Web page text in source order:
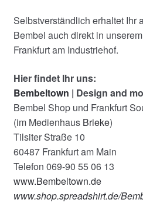
Selbstverständlich erhaltet Ihr
Bembel auch direkt in
Frankfurt am Industriehof.
Hier findet Ihr uns:
Bembeltown | Design and
Bembel Shop und Frankfurt
(im Medienhaus Brieke)
Tilsiter Straße 10
60487 Frankfurt am Main
Telefon 069-90 55 06 13
www.Bembeltown.de
www.shop.spreadshirt.de/